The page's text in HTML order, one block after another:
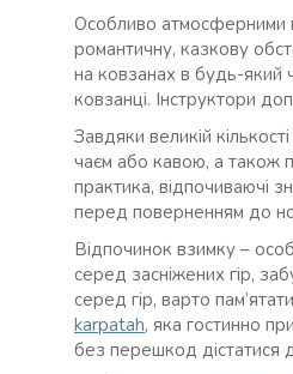
Особливо атмосферними
романтичну, казкову
на ковзанах в будь-який
ковзанці. Інструктори
Завдяки великій
чаєм або кавою, а також
практика, відпочиваючі
перед поверненням до
Відпочинок взимку –
серед засніжених гір,
серед гір, варто
karpatah, яка гостинно
без перешкод дістатися